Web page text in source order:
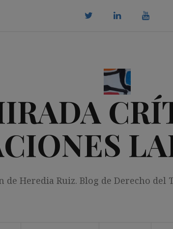
de Heredia Ruiz. Blog de Derecho del